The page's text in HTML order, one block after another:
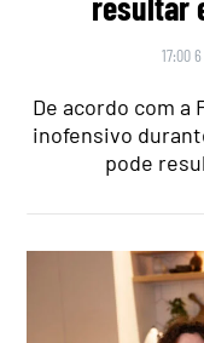
17:00
De acordo com
inofensivo
pode